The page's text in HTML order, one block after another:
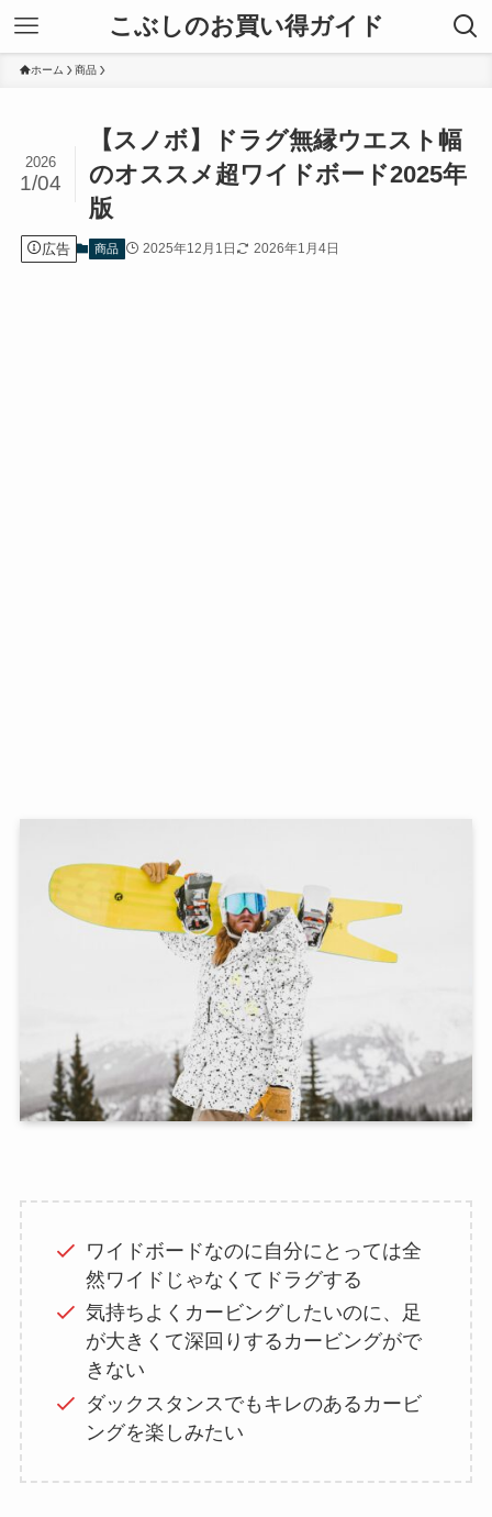
こぶしのお買い得ガイド
ホーム 商品
【スノボ】ドラグ無縁ウエスト幅
のオススメ超ワイドボード2025年
版
2026
1/04
広告 商品 2025年12月1日 2026年1月4日
ワイドボードなのに自分にとっては全
然ワイドじゃなくてドラグする
気持ちよくカービングしたいのに、足
が大きくて深回りするカービングがで
きない
ダックスタンスでもキレのあるカービ
ングを楽しみたい